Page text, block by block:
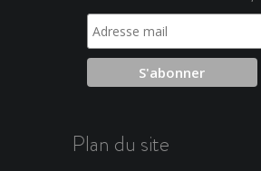
Plan du site